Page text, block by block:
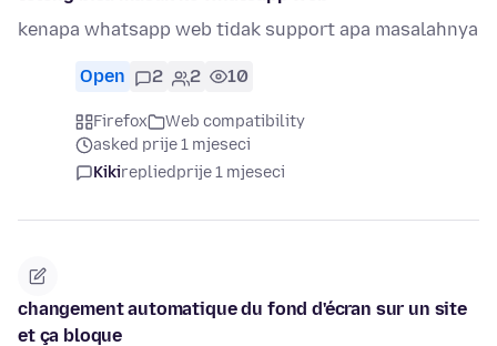
kenapa whatsapp web tidak support apa masalahnya
Open 2 2 10
Firefox
Web compatibility
asked prije 1 mjeseci
Kikirepliedprije 1 mjeseci
changement automatique du fond d'écran sur un site
et ça bloque